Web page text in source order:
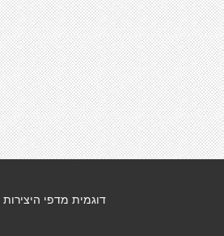
דוגמית מדפי היצירות